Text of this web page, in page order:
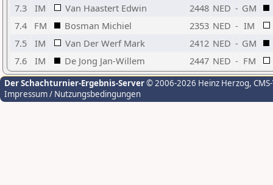
7.3
IM Van Haastert Edwin 2448 NED - GM
7.4
FM Bosman Michiel 2353 NED - IM
7.5
IM Van Der Werf Mark 2412 NED - GM
7.6
IM De Jong Jan-Willem 2447 NED - FM
Der Schachturnier-Ergebnis-Server© 2006-2026 Heinz Herzog,
Impressum / Nutzungsbedingungen